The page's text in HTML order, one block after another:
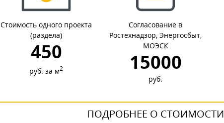
Стоимость одного проекта
(раздела)
450
руб. за м2
Согласование в
Ростехнадзор, Энергосбыт,
МОЭСК
15000
руб.
ПОДРОБНЕЕ О СТОИМОСТИ